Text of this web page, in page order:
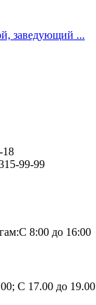
заведующий ...
18
99-99
С 8:00 до 16:00
С 17.00 до 19.00